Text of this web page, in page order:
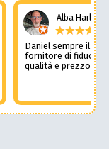
Alba Harley
Daniel sempre il
fornitore di fiducia
qualità e prezzo